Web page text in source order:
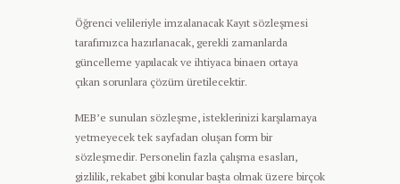
Öğrenci velileriyle imzalanacak Kayıt sözleşmesi
tarafımızca hazırlanacak, gerekli zamanlarda
güncelleme yapılacak ve ihtiyaca binaen ortaya
çıkan sorunlara çözüm üretilecektir.
MEB’e sunulan sözleşme, isteklerinizi karşılamaya
yetmeyecek tek sayfadan oluşan form bir
sözleşmedir. Personelin fazla çalışma esasları,
gizlilik, rekabet gibi konular başta olmak üzere birçok